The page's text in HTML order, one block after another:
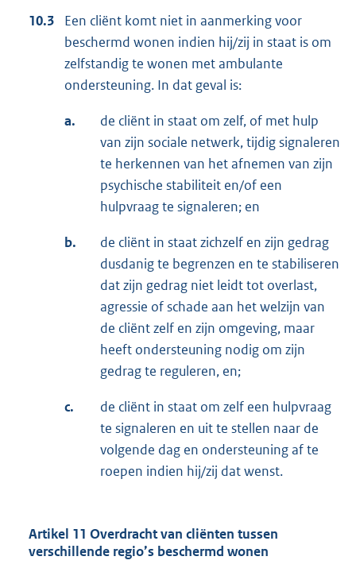
10.3
Een cliënt komt niet in aanmerking voor
beschermd wonen indien hij/zij in staat is om
zelfstandig te wonen met ambulante
ondersteuning. In dat geval is:
a.
de cliënt in staat om zelf, of met hulp
van zijn sociale netwerk, tijdig signaleren
te herkennen van het afnemen van zijn
psychische stabiliteit en/of een
hulpvraag te signaleren; en
b.
de cliënt in staat zichzelf en zijn gedrag
dusdanig te begrenzen en te stabiliseren
dat zijn gedrag niet leidt tot overlast,
agressie of schade aan het welzijn van
de cliënt zelf en zijn omgeving, maar
heeft ondersteuning nodig om zijn
gedrag te reguleren, en;
c.
de cliënt in staat om zelf een hulpvraag
te signaleren en uit te stellen naar de
volgende dag en ondersteuning af te
roepen indien hij/zij dat wenst.
Artikel 11 Overdracht van cliënten tussen
verschillende regio’s beschermd wonen